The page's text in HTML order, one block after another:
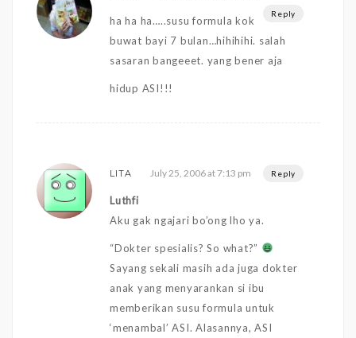
Reply
ha ha ha…..susu formula kok
buwat bayi 7 bulan…hihihihi. salah
sasaran bangeeet. yang bener aja
hidup ASI!!!
LITA July 25, 2006 at 7:13 pm Reply
Luthfi
Aku gak ngajari bo’ong lho ya.
“Dokter spesialis? So what?”
Sayang sekali masih ada juga dokter
anak yang menyarankan si ibu
memberikan susu formula untuk
‘menambal’ ASI. Alasannya, ASI